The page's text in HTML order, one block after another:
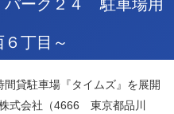
パーク２４ 駐車場用
丁目～
貸駐車場『タイムズ』を展開
式会社（4666 東京都品川